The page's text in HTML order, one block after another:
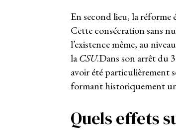
En second lieu, la réforme
Cette consécration sans
l’existence même, au
laCSU.Dans son arrêt du
avoir été particulièrement
formant historiquement
Quels effets